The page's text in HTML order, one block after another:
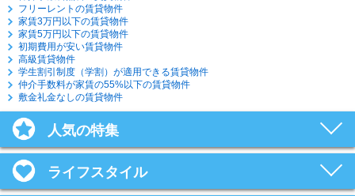
フリーレントの賃貸物件
家賃3万円以下の賃貸物件
家賃5万円以下の賃貸物件
初期費用が安い賃貸物件
高級賃貸物件
学生割引制度（学割）が適用できる賃貸物件
仲介手数料が家賃の55%以下の賃貸物件
敷金礼金なしの賃貸物件
人気の特集
ライフスタイル